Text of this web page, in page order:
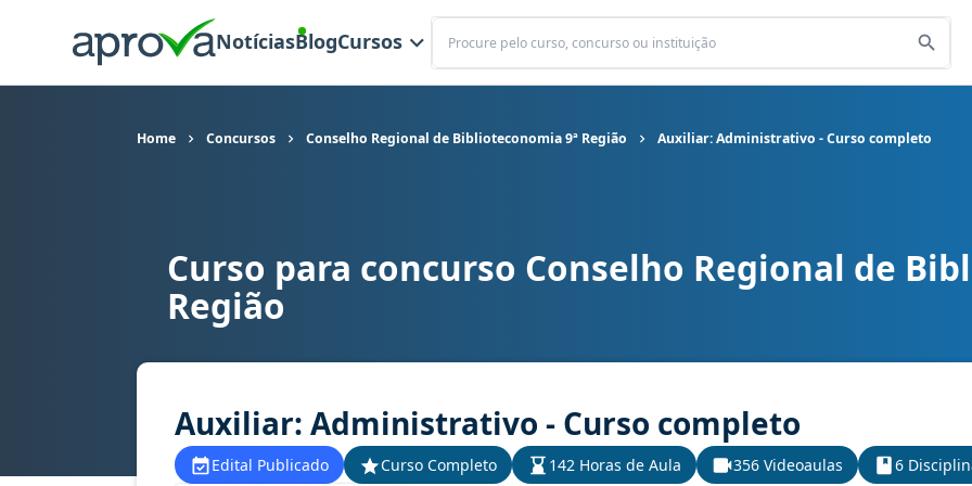
NotíciasBlogCursos
Buscar
Home Concursos Conselho Regional de Biblioteconomia 9ª Região Auxiliar: Administrativo - Curso completo
Curso para concurso CRB 9 (PR) - Conselho Regional de Biblioteconomia 9ª Região cargo Auxiliar: Administrativo -
Curso para concurso Conselho Regional de
Região
Auxiliar: Administrativo - Curso completo
Edital Publicado Curso Completo 142 Horas de Aula 356 Videoaulas 6